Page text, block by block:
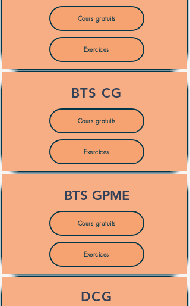
Cours gratuits
Exercices
BTS CG
Cours gratuits
Exercices
BTS GPME
Cours gratuits
Exercices
DCG